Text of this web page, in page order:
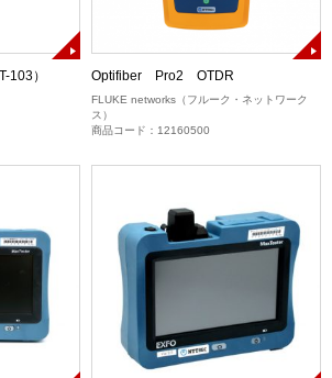
103） Optifiber Pro2 OTDR
FLUKE networks（フルーク・ネットワーク
ス）
商品コード：12160500